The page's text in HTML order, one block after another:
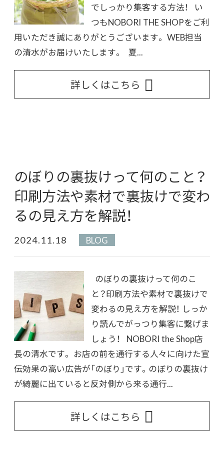
でしっかり集客する方法！ い
つもNOBORI THE SHOPをご利
用いただき誠にありがとうございます。 WEB担当
の清水がお届けいたします。 夏...
詳しくはこちら
のぼりの裏抜けって何のこと？
印刷方法や素材で裏抜けで変わ
るの見え方を解説！
2024.11.18 BLOG
のぼりの裏抜けって何のこ
と？印刷方法や素材で裏抜けで
変わるの見え方を解説！ しっか
り読んでがっつり集客に繋げま
しょう！ NOBORI the Shop店
長の清水です。 お店の前を通行する人々に向けた宣
伝効果の高い広告が「のぼり」です。のぼりの裏抜け
が綺麗に出ていると反対側から来る通行...
詳しくはこちら